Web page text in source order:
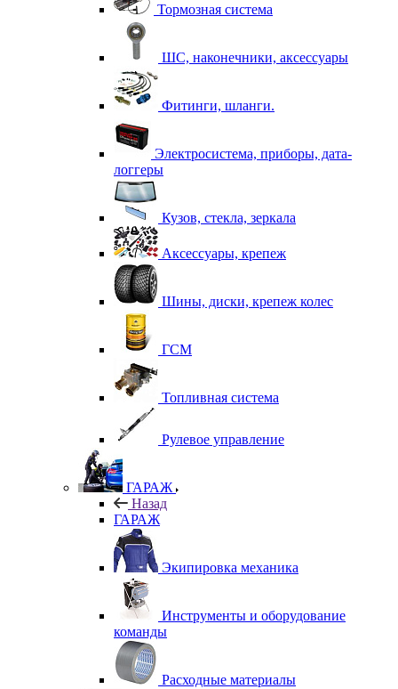
Тормозная система
ШС, наконечники, аксессуары
Фитинги, шланги.
Электросистема, приборы, дата-
логгеры
Кузов, стекла, зеркала
Аксессуары, крепеж
Шины, диски, крепеж колес
ГСМ
Топливная система
Рулевое управление
ГАРАЖ
Назад
ГАРАЖ
Экипировка механика
Инструменты и оборудование
команды
Расходные материалы